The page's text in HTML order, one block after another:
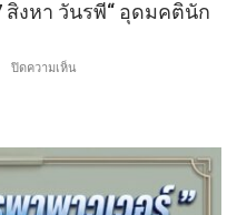
สิงหา วันรพี“ อุดมคตินัก
ปิดความเห็น
ประเทศ